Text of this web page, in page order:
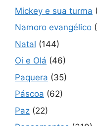
Mickey e sua turma
Namoro evangélico
Natal (144)
Oi e Olá (46)
Paquera (35)
Páscoa (62)
Paz (22)